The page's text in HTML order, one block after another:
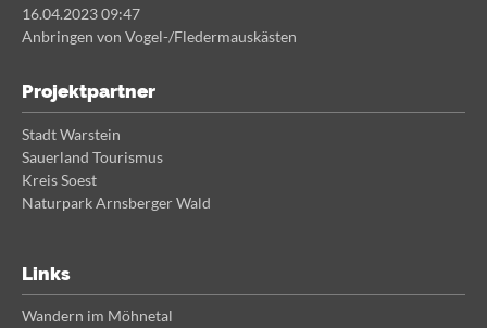
16.04.2023 09:47
Anbringen von Vogel-/Fledermauskästen
Projektpartner
Stadt Warstein
Sauerland Tourismus
Kreis Soest
Naturpark Arnsberger Wald
Links
Wandern im Möhnetal